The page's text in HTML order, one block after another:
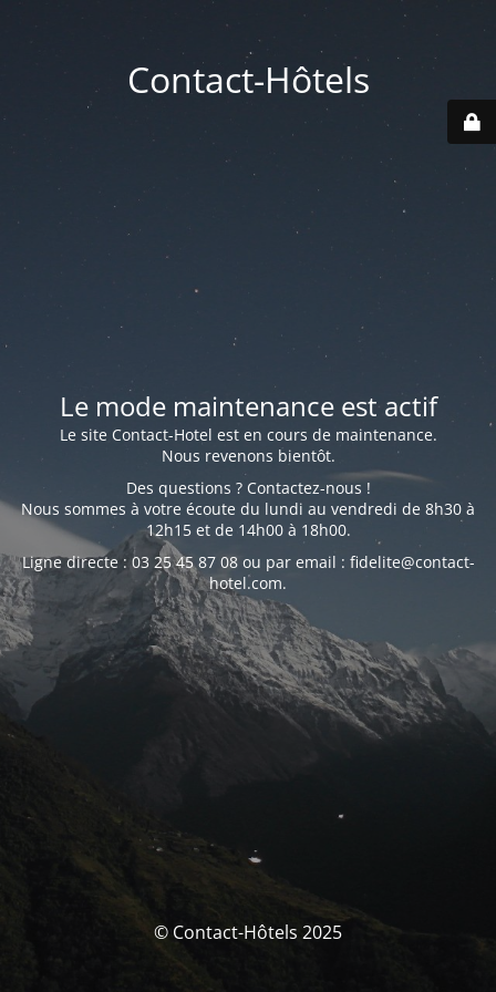
Contact-Hôtels
Le mode maintenance est actif
Le site Contact-Hotel est en cours de maintenance.
Nous revenons bientôt.
Des questions ? Contactez-nous !
Nous sommes à votre écoute du lundi au vendredi de 8h30 à
12h15 et de 14h00 à 18h00.
Ligne directe : 03 25 45 87 08 ou par email : fidelite@contact-
hotel.com.
© Contact-Hôtels 2025